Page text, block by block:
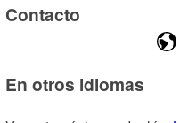
Contacto
En otros idiomas